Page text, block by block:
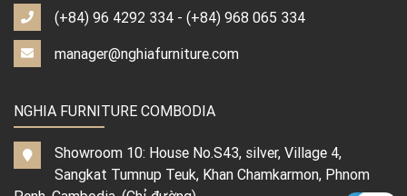
(+84) 96 4292 334 - (+84) 968 065 334
manager@nghiafurniture.com
NGHIA FURNITURE COMBODIA
Showroom 10: House No.S43, silver, Village 4,
Sangkat Tumnup Teuk, Khan Chamkarmon, Phnom